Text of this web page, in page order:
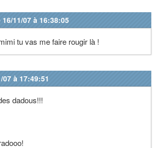
16/11/07 à 16:38:05
tu vas me faire rougir là !
07 à 17:49:51
dadous!!!